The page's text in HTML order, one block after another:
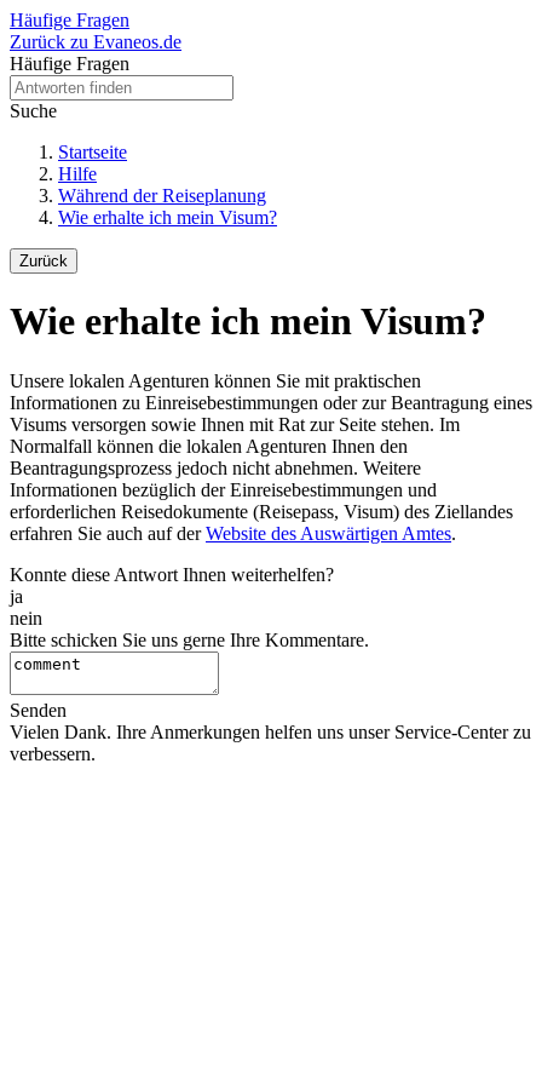
Häufige Fragen
Zurück zu Evaneos.de
Häufige Fragen
Suche
Startseite
Hilfe
Während der Reiseplanung
Wie erhalte ich mein Visum?
Zurück
Wie erhalte ich mein Visum?
Unsere lokalen Agenturen können Sie mit praktischen
Informationen zu Einreisebestimmungen oder zur Beantragung eines
Visums versorgen sowie Ihnen mit Rat zur Seite stehen. Im
Normalfall können die lokalen Agenturen Ihnen den
Beantragungsprozess jedoch nicht abnehmen. Weitere
Informationen bezüglich der Einreisebestimmungen und
erforderlichen Reisedokumente (Reisepass, Visum) des Ziellandes
erfahren Sie auch auf derWebsite des Auswärtigen Amtes.
Konnte diese Antwort Ihnen weiterhelfen?
ja
nein
Bitte schicken Sie uns gerne Ihre Kommentare.
Senden
Vielen Dank. Ihre Anmerkungen helfen uns unser Service-Center zu
verbessern.